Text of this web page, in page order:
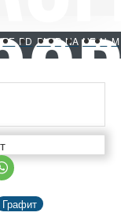
PE PD PM P NA NE N M
Графит